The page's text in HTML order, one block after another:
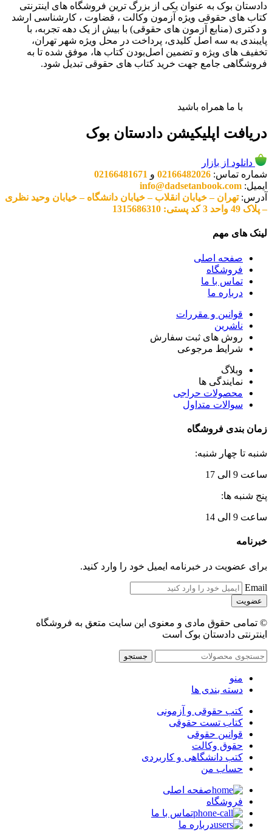
دادستان بوک به عنوان یکی از بزرگ ترین فروشگاه های اینترنتی
کتاب های حقوقی ویژه آزمون وکالت ، قضاوت ، کارشناسی ارشد
و دکتری (منابع آزمون های حقوقی) با بیش از یک دهه تجربه، با
پایبندی به سه اصل کلیدی، پرداخت در محل ویژه شهر تهران،
تخفیف های ویژه و تضمین اصل‌بودن کتاب ها، موفق شده تا به
فروشگاهی جامع جهت خرید کتاب های حقوقی تبدیل شود.
با ما همراه باشید
دریافت اپلیکیشن دادستان بوک
دانلود از بازار
شماره تماس: 02166482026 و 02166481671
ایمیل: info@dadsetanbook.com
آدرس:تهران – خیابان انقلاب – خیابان دانشگاه – خیابان وحید نظری
– پلاک 49 واحد 3 کد پستی: 1315686310
لینک های مهم
صفحه اصلی
فروشگاه
تماس با ما
درباره ما
قوانین و مقررات
ناشرین
روش های ثبت سفارش
شرایط مرجوعی
وبلاگ
نمایندگی ها
محصولات حراجی
سوالات متداول
زمان بندی فروشگاه
شنبه تا چهار شنبه:
ساعت 9 الی 17
پنج شنبه ها:
ساعت 9 الی 14
خبرنامه
برای عضویت در خبرنامه ایمیل خود را وارد کنید.
Email
© تمامی حقوق مادی و معنوی این سایت متعق به فروشگاه
اینترنتی دادستان بوک است
جستجو
منو
دسته بندی ها
کتب حقوقی و آزمونی
کتاب تست حقوقی
قوانین حقوقی
حقوق وکالت
کتب دانشگاهی و کاربردی
حساب من
صفحه اصلی
فروشگاه
تماس با ما
درباره ما